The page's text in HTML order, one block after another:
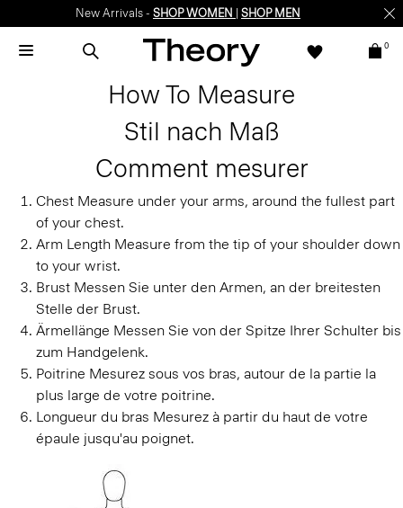
New Arrivals - SHOP WOMEN SHOP MEN
0
How To Measure
Stil nach Maß
Comment mesurer
Chest Measure under your arms, around the fullest part
of your chest.
Arm Length Measure from the tip of your shoulder down
to your wrist.
Brust Messen Sie unter den Armen, an der breitesten
Stelle der Brust.
Ärmellänge Messen Sie von der Spitze Ihrer Schulter bis
zum Handgelenk.
Poitrine Mesurez sous vos bras, autour de la partie la
plus large de votre poitrine.
Longueur du bras Mesurez à partir du haut de votre
épaule jusqu'au poignet.